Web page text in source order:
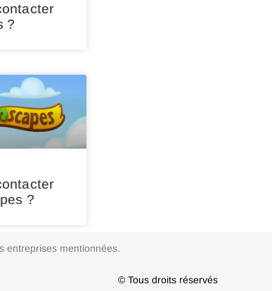
?
?
entreprises mentionnées.
© Tous droits réservés